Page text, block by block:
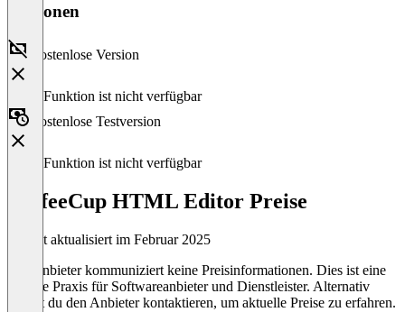
Versionen
Kostenlose Version
Diese Funktion ist nicht verfügbar
Kostenlose Testversion
Diese Funktion ist nicht verfügbar
CoffeeCup HTML Editor Preise
Zuletzt aktualisiert im Februar 2025
Der Anbieter kommuniziert keine Preisinformationen. Dies ist eine
übliche Praxis für Softwareanbieter und Dienstleister. Alternativ
kannst du den Anbieter kontaktieren, um aktuelle Preise zu erfahren.